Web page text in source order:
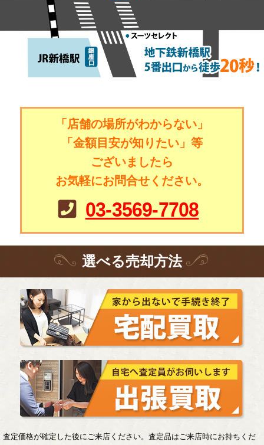
「店舗の場所がわからない」
「金額目安が知りたい」等
ございましたら
お気軽にお問合せください。
03-3569-7708
選べる売却方法
査定価格が確定した後にご来店ください。査定品はご来店時にお持ちくだ